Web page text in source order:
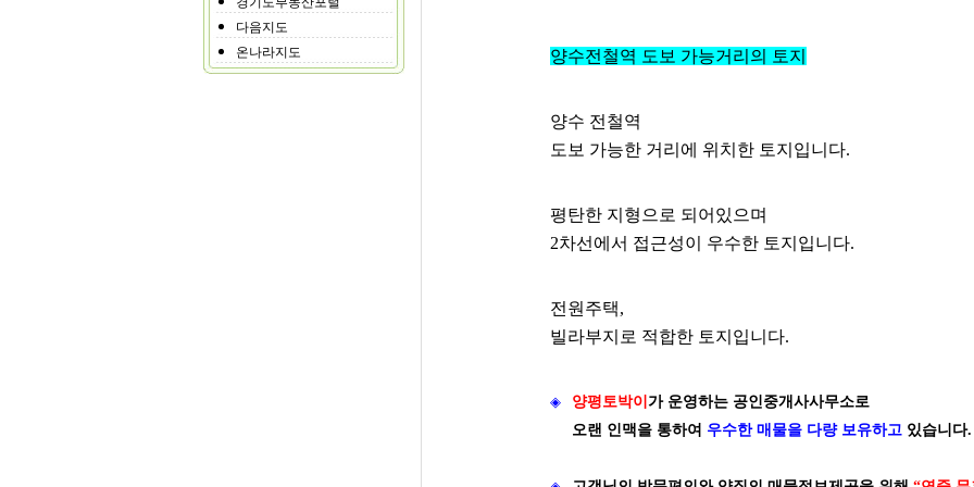
다음지도
온나라지도
양수전철역 도보 가능거리의 토지
양수 전철역
도보 가능한 거리에 위치한 토지입니다.
평탄한 지형으로 되어있으며
2차선에서 접근성이 우수한 토지입니다.
전원주택,
빌라부지로 적합한 토지입니다.
◈ 양평토박이 가 운영하는 공인중개사사무소로
오랜 인맥을 통하여 우수한 매물을 다량 보유하고 있습니다.